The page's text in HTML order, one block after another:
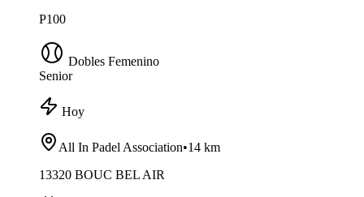
P100
Dobles Femenino
Senior
Hoy
All In Padel Association•14 km
13320 BOUC BEL AIR